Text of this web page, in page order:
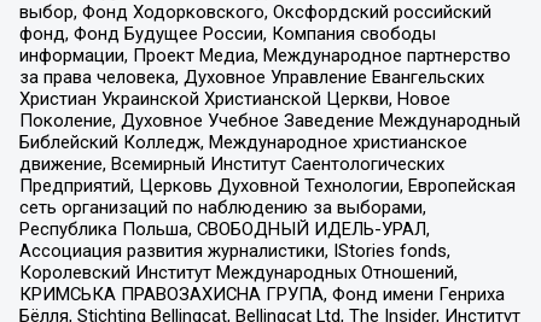
выбор, Фонд Ходорковского, Оксфордский российский
фонд, Фонд Будущее России, Компания свободы
информации, Проект Медиа, Международное партнерство
за права человека, Духовное Управление Евангельских
Христиан Украинской Христианской Церкви, Новое
Поколение, Духовное Учебное Заведение Международный
Библейский Колледж, Международное христианское
движение, Всемирный Институт Саентологических
Предприятий, Церковь Духовной Технологии, Европейская
сеть организаций по наблюдению за выборами,
Республика Польша, СВОБОДНЫЙ ИДЕЛЬ-УРАЛ,
Ассоциация развития журналистики, IStories fonds,
Королевский Институт Международных Отношений,
КРИМСЬКА ПРАВОЗАХИСНА ГРУПА, Фонд имени Генриха
Бёлля, Stichting Bellingcat, Bellingcat Ltd, The Insider, Институт